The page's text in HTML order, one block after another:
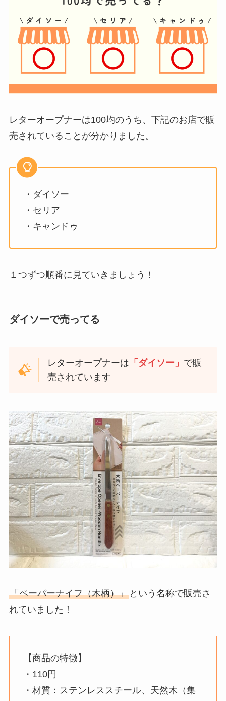
レターオープナーは100均のうち、下記のお店で販
売されていることが分かりました。
・ダイソー
・セリア
・キャンドゥ
１つずつ順番に見ていきましょう！
ダイソーで売ってる
レターオープナーは 「ダイソー」 で販
売されています
「ペーパーナイフ（木柄）」という名称で販売さ
れていました！
【商品の特徴】
・110円
・材質：ステンレススチール、天然木（集